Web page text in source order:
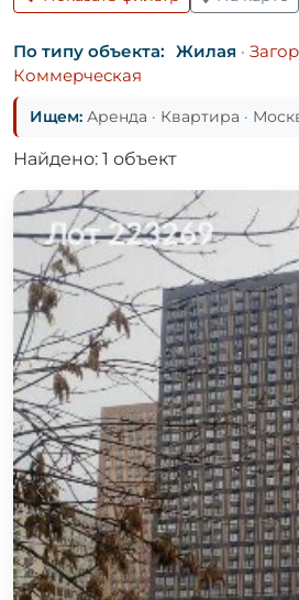
По типу объекта: Жилая ·
Коммерческая
Ищем: Аренда · Квартира ·
Найдено: 1 объект